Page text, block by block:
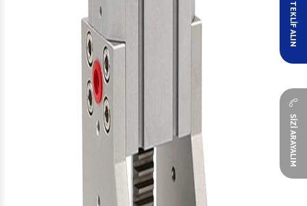
TEKLİF ALIN
SİZİ ARAYALIM